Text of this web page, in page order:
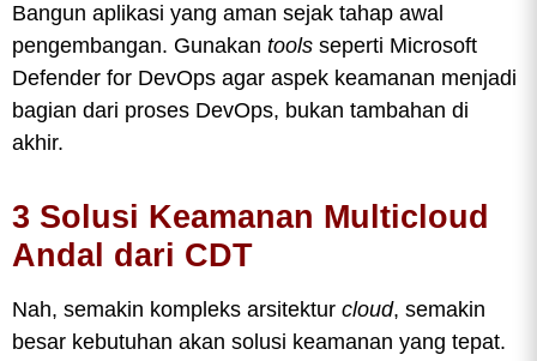
Bangun aplikasi yang aman sejak tahap awal
pengembangan. Gunakan tools seperti Microsoft
Defender for DevOps agar aspek keamanan menjadi
bagian dari proses DevOps, bukan tambahan di
akhir.
3 Solusi Keamanan Multicloud
Andal dari CDT
Nah, semakin kompleks arsitektur cloud, semakin
besar kebutuhan akan solusi keamanan yang tepat.